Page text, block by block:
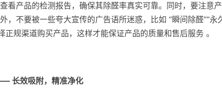
看产品的检测报告，确保其除醛率真实可靠。同时，要注意
，不要被一些夸大宣传的广告语所迷惑，比如 “瞬间除醛”“永
规渠道购买产品，这样才能保证产品的质量和售后服务 。
长效吸附，精准净化